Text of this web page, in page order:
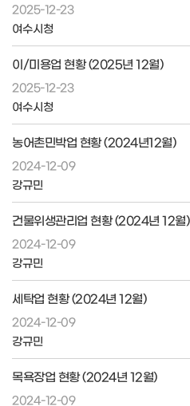
2025-12-23
여수시청
이/미용업 현황 (2025년 12월)
2025-12-23
여수시청
농어촌민박업 현황 (2024년12월)
2024-12-09
강규민
건물위생관리업 현황 (2024년 12월)
2024-12-09
강규민
세탁업 현황 (2024년 12월)
2024-12-09
강규민
목욕장업 현황 (2024년 12월)
2024-12-09